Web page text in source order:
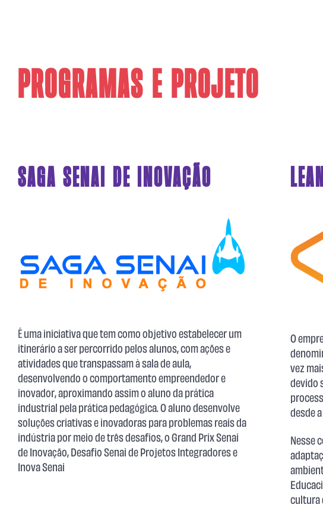
Programas e projeto
SAGA SENAI DE INOVAÇÃO
É uma iniciativa que tem como objetivo estabelecer um
itinerário a ser percorrido pelos alunos, com ações e
atividades que transpassam à sala de aula,
desenvolvendo o comportamento empreendedor e
inovador, aproximando assim o aluno da prática
industrial pela prática pedagógica. O aluno desenvolve
soluções criativas e inovadoras para problemas reais da
indústria por meio de três desafios, o Grand Prix Senai
de Inovação, Desafio Senai de Projetos Integradores e
Inova Senai
O
vez
devido
desde
Nesse
cultura